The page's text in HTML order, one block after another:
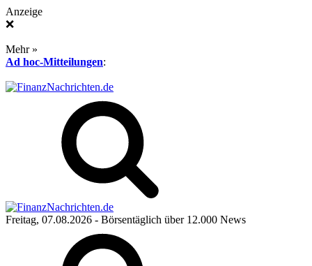
Anzeige
❌
Mehr »
Ad hoc-Mitteilungen:
Freitag, 07.08.2026 - Börsentäglich über 12.000 News